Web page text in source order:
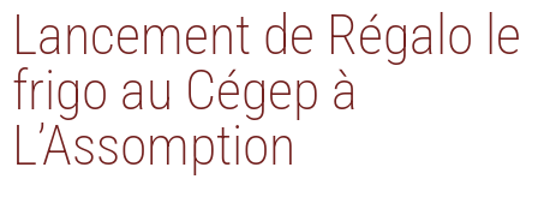
Lancement de Régalo le
frigo au Cégep à
L’Assomption